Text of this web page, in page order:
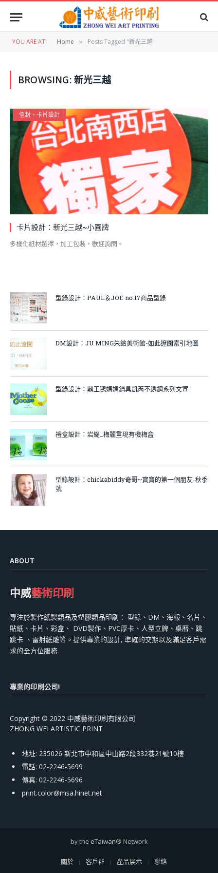
YOU ARE AT: Home » Posts Tagged "新光三越"
BROWSING:新光三越
信封、卡片設計
卡片設計：新光三越~小圓牌
多樣化紙材選擇，加工包裝，歡迎詢問。
型錄設計：PAUL＆JOE no.17商品型錄
DM設計：JU MING朱銘美術館-如此遼闊索引地圖
型錄設計：鼎王鵝媽媽鍋具凱芮不銹鋼系列文宣
禮盒設計：岩緹_梅麗重現有機梅盒
型錄設計：chickabiddy奇哥~寶寶的第一個朋友-秋季
號
ABOUT
中威藝術印刷
專注於製作紙製類品及塑膠類品印刷： 型錄、DM、海報、名片、
貼紙、卡片、彩盒、 DVD製作、PVC厚卡、人型立牌、桌曆、跳
跳卡 、雷射紙雕等。提供專業的設計, 準確的交期以及滿足客戶需
求的全方位服務.
專業的印刷公司!
Copyright © 2022 中威藝術印刷有限公司
ZHONG WEI ARTISTIC PRINT
地址: 235026 新北市中和區中山路2段332巷21號10樓
電話: 02-2246-5699
傳真: 02-2246-5696
print.color@msa.hinet.net
by the eTaiwan® Network
關於 客戶群 產品展示 聯絡